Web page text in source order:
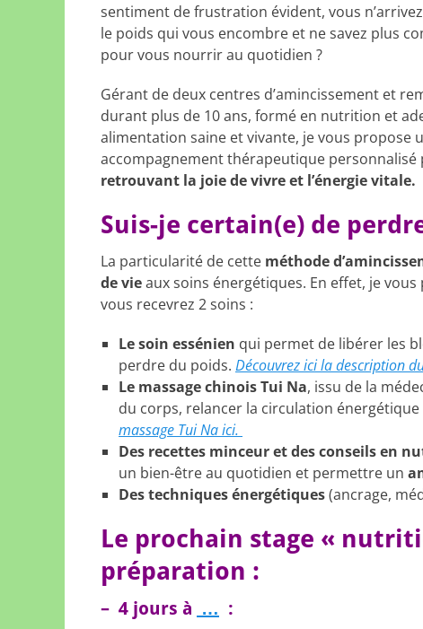
sentiment de frustration évident, vous
le poids qui vous encombre et ne savez plus
pour vous nourrir au quotidien ?
Gérant de deux centres d’amincissement et
durant plus de 10 ans, formé en nutrition et
alimentation saine et vivante, je vous propose
accompagnement thérapeutique
retrouvant la joie de vivre et l’énergie vitale.
Suis-je certain(e) de
La particularité de cette méthode
de vieaux soins énergétiques. En effet, je
vous recevrez 2 soins :
Le soin essénien qui permet de libérer les
perdre du poids. Découvrez ici la description
Le massage chinois Tui Na, issu de la
du corps, relancer la circulation
massage Tui Na ici.
Des recettes minceur et des conseils en
un bien-être au quotidien et permettre un
Des techniques énergétiques(ancrage,
Le prochain stage «
préparation :
– 4 jours à … :